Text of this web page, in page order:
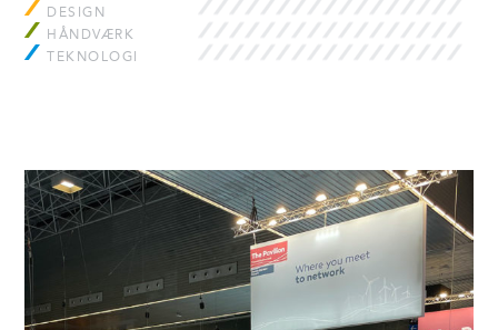
DESIGN
HÅNDVÆRK
TEKNOLOGI